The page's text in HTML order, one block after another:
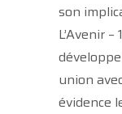
son
L’Avenir –
union
évidence